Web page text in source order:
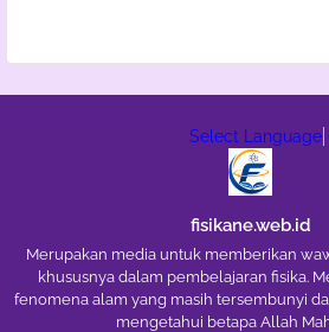
Select Language
fisikane.web.id
Merupakan media untuk memberikan
khususnya dalam pembelajaran fisika.
fenomena alam yang masih tersembunyi
mengetahui betapa Allah